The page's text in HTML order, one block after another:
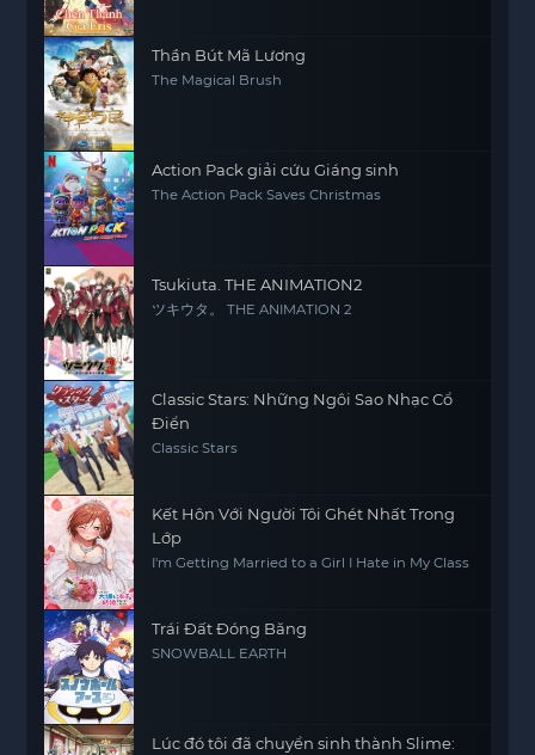
Thần Bút Mã Lương
The Magical Brush
Action Pack giải cứu Giáng sinh
The Action Pack Saves Christmas
Tsukiuta. THE ANIMATION2
ツキウタ。 THE ANIMATION 2
Classic Stars: Những Ngôi Sao Nhạc Cổ
Điển
Classic Stars
Kết Hôn Với Người Tôi Ghét Nhất Trong
Lớp
I'm Getting Married to a Girl I Hate in My Class
Trái Đất Đóng Băng
SNOWBALL EARTH
Lúc đó tôi đã chuyển sinh thành Slime: